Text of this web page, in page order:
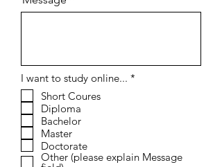
I want to study online... *
ь
Short Coures
Diploma
Bachelor
Master
Doctorate
Other (please explain Message